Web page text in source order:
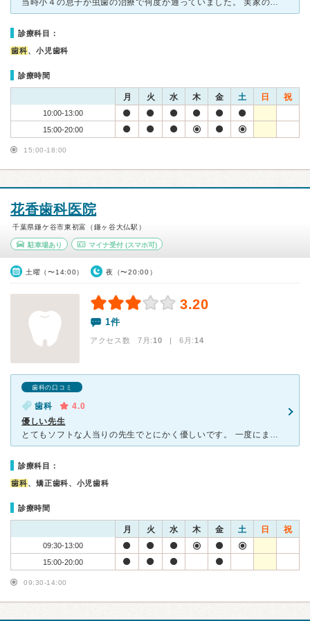
当時小４の息子が虫歯の治療で何度か通っていました。 実家のすぐ近くなので、年中実家に入り浸っている我が家には 便利な歯科医院だったので、選びました。 こじんまりとした歯科医院ですが先生はじめ、す
診療科目：
歯科、小児歯科
診療時間
月 火 水 木 金 土 日 祝
10:00-13:00
15:00-20:00
15:00-18:00
花香歯科医院
千葉県鎌ケ谷市東初富（鎌ヶ谷大仏駅）
駐車場あり マイナ受付(スマホ可)
土曜（〜14:00） 夜（〜20:00）
3.20
1件
アクセス数 7月:10 | 6月:14
歯科の口コミ
歯科
4.0
優しい先生
とてもソフトな人当りの先生でとにかく優しいです。 一度にまとめて治療というより唇が切れないアゴが疲れない程度に回数を分けての診療。 テキパキとササっと診て欲しい人には向かないかも。 虫歯の治
診療科目：
歯科、矯正歯科、小児歯科
診療時間
月 火 水 木 金 土 日 祝
09:30-13:00
15:00-20:00
09:30-14:00